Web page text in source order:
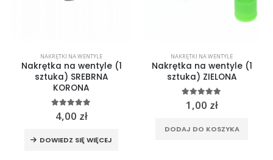
NAKRĘTKI NA WENTYLE
Nakrętka na wentyle (1
sztuka) SREBRNA
KORONA
5.00 out of 5
4,00 zł
DOWIEDZ SIĘ WIĘCEJ
NAKRĘTKI NA WENTYLE
Nakrętka na wentyle (1
sztuka) ZIELONA
5.00 out of 5
1,00 zł
DODAJ DO KOSZYKA